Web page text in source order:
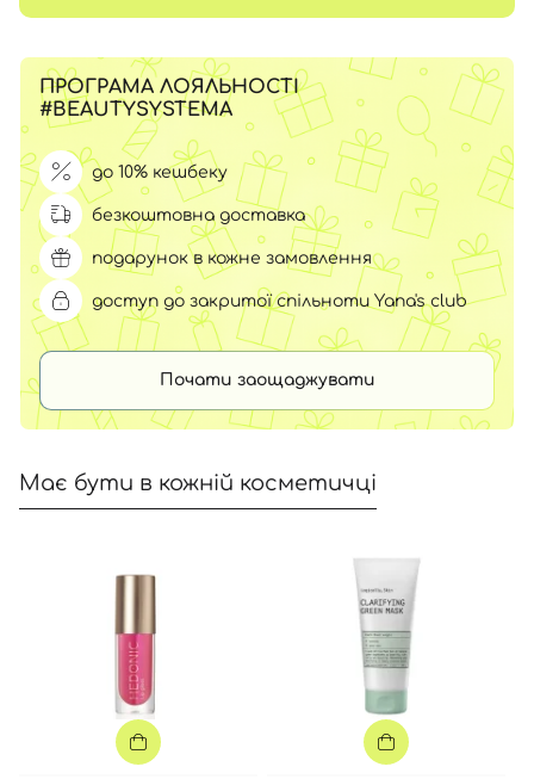
ПРОГРАМА ЛОЯЛЬНОСТІ
#BEAUTYSYSTEMA
до 10% кешбеку
безкоштовна доставка
подарунок в кожне замовлення
доступ до закритої спільноти Yana's club
Почати заощаджувати
Має бути в кожній косметичці